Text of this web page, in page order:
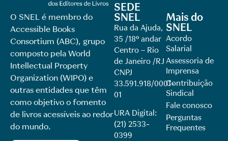
O SNEL é membro do
Accessible Books
Consortium (ABC), grupo
composto pela World
Intellectual Property
Organization (WIPO) e
outras entidades que têm
como objetivo o fomento
de livros acessíveis ao redor
do mundo.
SEDE
SNEL
Rua da Ajuda,
35 /18º andar
Centro – Rio
de Janeiro /RJ
CNPJ
33.591.918/0001-
01
URA Digital:
(21) 2533-
0399
Mais do
SNEL
Acordo
Salarial
Assessoria de
Imprensa
Contribuição
Sindical
Fale conosco
Perguntas
Frequentes